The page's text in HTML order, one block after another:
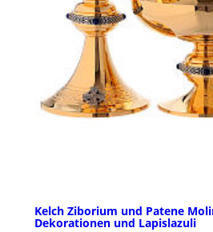
Kelch Ziborium und Patene
Dekorationen und Lapislazuli